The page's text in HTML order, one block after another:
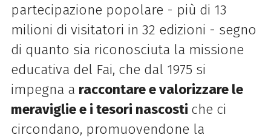
partecipazione popolare - più di 13
milioni di visitatori in 32 edizioni - segno
di quanto sia riconosciuta la missione
educativa del Fai, che dal 1975 si
impegna a raccontare e valorizzare le
meraviglie e i tesori nascosti che ci
circondano, promuovendone la